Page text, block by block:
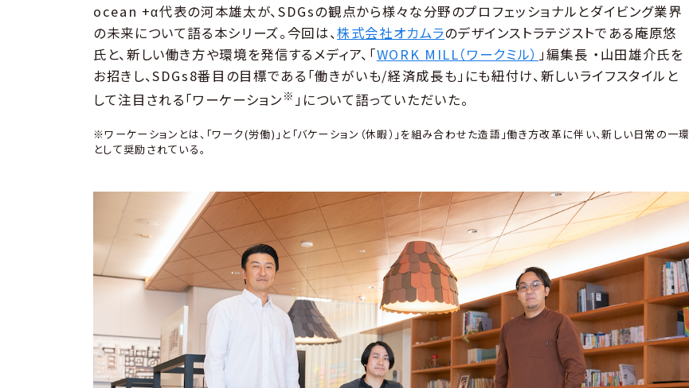
ocean +α代表の河本雄太が、SDGsの観点から様々な分野のプロフェッショナルとダイビング業界
の未来について語る本シリーズ。今回は、株式会社オカムラのデザインストラテジストである庵原悠
氏と、新しい働き方や環境を発信するメディア、「WORK MILL（ワークミル） 」編集長 ・山田雄介氏を
お招きし、SDGs8番目の目標である「働きがいも/経済成長も」にも紐付け、新しいライフスタイルと
して注目される「ワーケーション ※ 」について語っていただいた。
※ワーケーションとは、「ワーク(労働)」と「バケーション（休暇）」を組み合わせた造語」働き方改革に伴い、新しい日常の一環
として奨励されている。